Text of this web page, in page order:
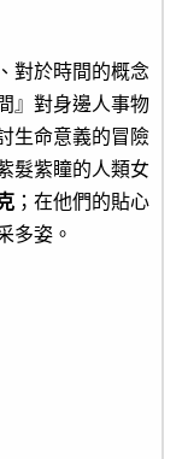
對於時間的概念
』對身邊人事物
生命意義的冒險
髮紫瞳的人類女
；在他們的貼心
多姿。